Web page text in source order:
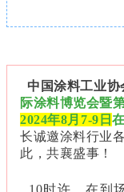
中国涂料工业
际涂料博览会暨
2024年8月7-9日
长诚邀涂料行业
此，共襄盛事！